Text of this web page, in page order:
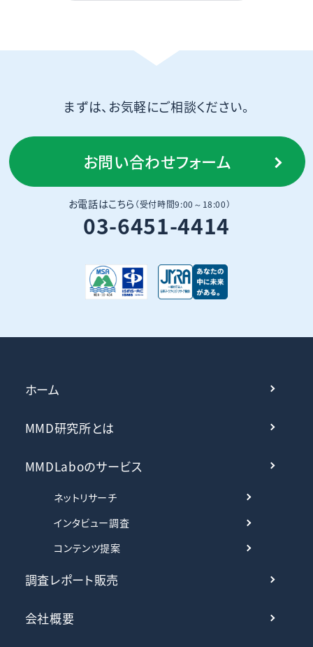
まずは、お気軽にご相談ください。
お問い合わせフォーム
お電話はこちら （受付時間9:00～18:00）
03-6451-4414
ホーム
MMD研究所とは
MMDLaboのサービス
ネットリサーチ
インタビュー調査
コンテンツ提案
調査レポート販売
会社概要